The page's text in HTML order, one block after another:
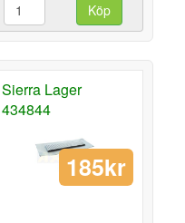
Köp
Sierra Lager
434844
185kr